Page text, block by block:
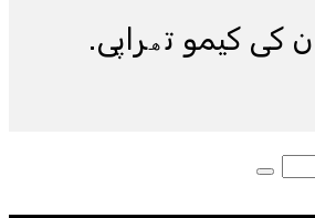
کی کیمو تھراپی.